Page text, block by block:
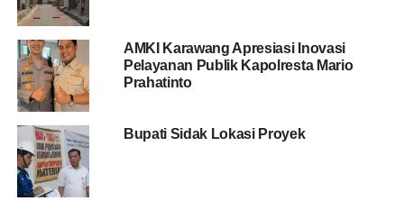
AMKI Karawang Apresiasi Inovasi
Pelayanan Publik Kapolresta Mario
Prahatinto
Bupati Sidak Lokasi Proyek